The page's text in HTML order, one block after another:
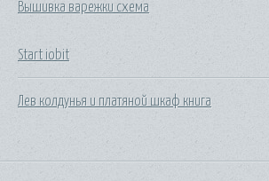
Вышивка варежки схема
Start iobit
Лев колдунья и платяной шкаф книга